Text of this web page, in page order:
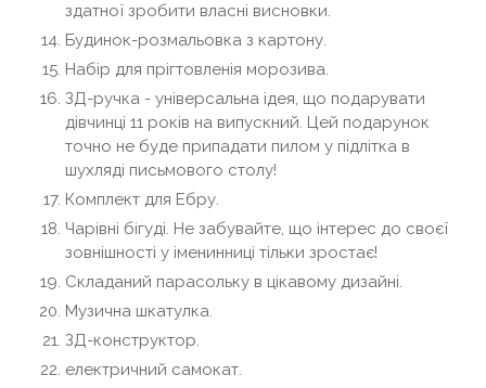
здатної зробити власні висновки.
Будинок-розмальовка з картону.
Набір для прігтовленія морозива.
ЗД-ручка - універсальна ідея, що подарувати
дівчинці 11 років на випускний. Цей подарунок
точно не буде припадати пилом у підлітка в
шухляді письмового столу!
Комплект для Ебру.
Чарівні бігуді. Не забувайте, що інтерес до своєї
зовнішності у іменинниці тільки зростає!
Складаний парасольку в цікавому дизайні.
Музична шкатулка.
ЗД-конструктор.
електричний самокат.